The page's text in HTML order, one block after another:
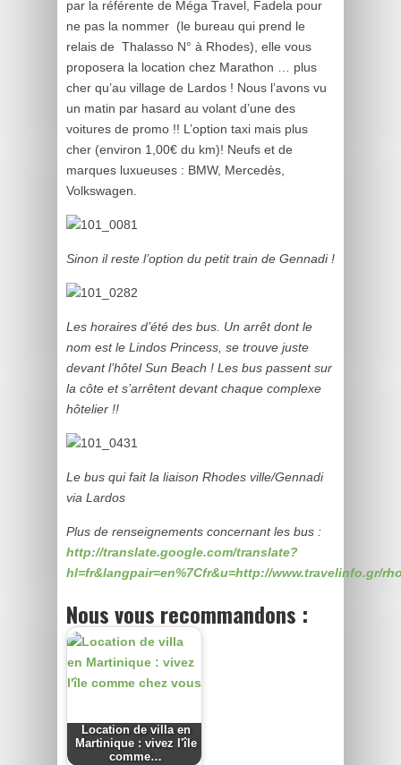
par la référente de Méga Travel, Fadela pour
ne pas la nommer (le bureau qui prend le
relais de Thalasso N° à Rhodes), elle vous
proposera la location chez Marathon … plus
cher qu’au village de Lardos ! Nous l’avons vu
un matin par hasard au volant d’une des
voitures de promo !! L’option taxi mais plus
cher (environ 1,00€ du km)! Neufs et de
marques luxueuses : BMW, Mercedès,
Volkswagen.
Sinon il reste l’option du petit train de Gennadi !
Les horaires d’été des bus. Un arrêt dont le
nom est le Lindos Princess, se trouve juste
devant l’hôtel Sun Beach ! Les bus passent sur
la côte et s’arrêtent devant chaque complexe
hôtelier !!
Le bus qui fait la liaison Rhodes ville/Gennadi
via Lardos
Plus de renseignements concernant les bus :
http://translate.google.com/translate?
hl=fr&langpair=en%7Cfr&u=http://www.travelinfo.gr/
Nous vous recommandons :
Location de villa en
Martinique : vivez l'île
comme…